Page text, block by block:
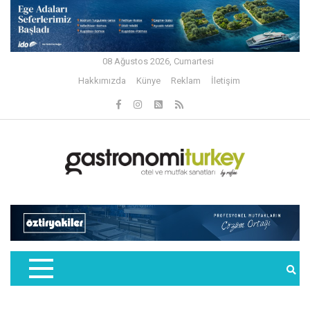
08 Ağustos 2026, Cumartesi
Hakkımızda
Künye Reklam İletişim